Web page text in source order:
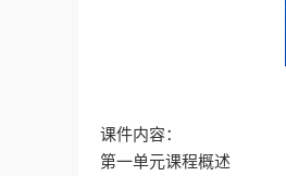
课件内容：
第一单元课程概述